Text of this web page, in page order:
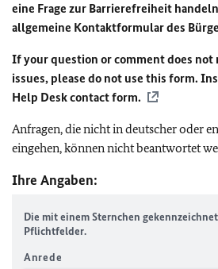
eine Frage zur Barrierefreiheit
allgemeine Kontaktformular des
If your question or comment does
issues, please do not use this form.
Help Desk contact form.
Anfragen, die nicht in deutscher oder
eingehen, können nicht beantwortet
Ihre Angaben:
Die mit einem Sternchen
Pflichtfelder.
Anrede